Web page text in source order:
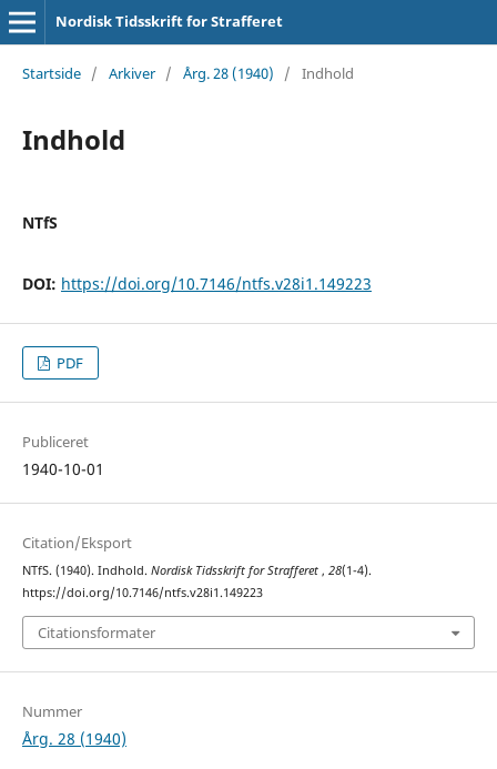
Nordisk Tidsskrift for Strafferet
Startside / Arkiver / Årg. 28 (1940) / Indhold
Indhold
NTfS
DOI: https://doi.org/10.7146/ntfs.v28i1.149223
PDF
Publiceret
1940-10-01
Citation/Eksport
NTfS. (1940). Indhold. Nordisk Tidsskrift for Strafferet , 28(1-4).
https://doi.org/10.7146/ntfs.v28i1.149223
Citationsformater
Nummer
Årg. 28 (1940)